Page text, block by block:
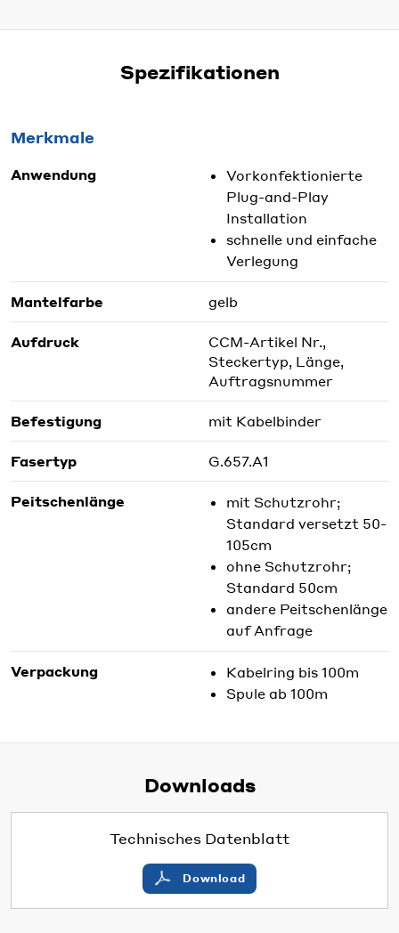
Spezifikationen
Merkmale
Anwendung
Vorkonfektionierte
Plug-and-Play
Installation
schnelle und einfache
Verlegung
Mantelfarbe gelb
Aufdruck
CCM-Artikel Nr.,
Steckertyp, Länge,
Auftragsnummer
Befestigung mit Kabelbinder
Fasertyp G.657.A1
Peitschenlänge
mit Schutzrohr;
Standard versetzt 50-
105cm
ohne Schutzrohr;
Standard 50cm
andere Peitschenlänge
auf Anfrage
Verpackung
Kabelring bis 100m
Spule ab 100m
Downloads
Technisches Datenblatt
Download